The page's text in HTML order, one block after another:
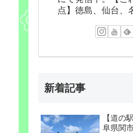
点】徳島、仙台、
新着記事
【道の
阜県関